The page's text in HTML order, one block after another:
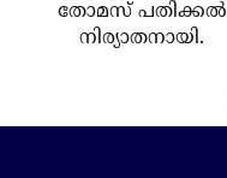
തോമസ് പതിക്കല്‍
നിര്യാതനായി.